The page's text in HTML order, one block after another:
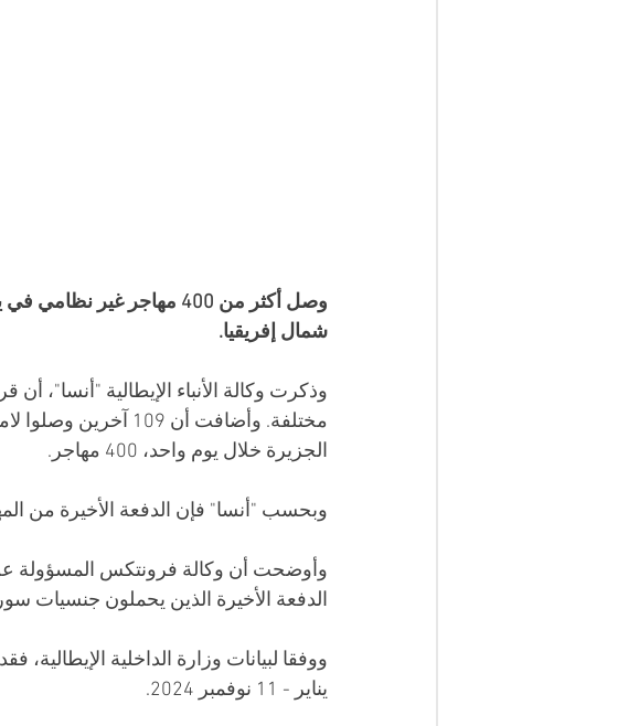
وصل أكثر من 400 مهاجر
شمال إفريقيا.
مختلفة. وأضافت أن
الجزيرة خلال يوم واحد، 400 مهاجر.
وبحسب "أنسا" فإن الدفعة الأخيرة من
وأوضحت أن وكالة فرونتكس المسؤولة عن
الدفعة الأخيرة الذين يحملون جنسيات
يناير - 11 نوفمبر 2024.